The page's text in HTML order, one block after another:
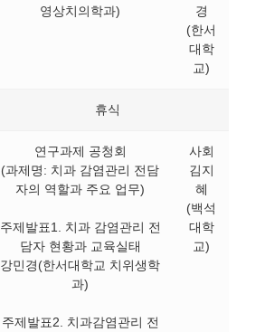
영상치의학과)
경
(한서
대학
교)
휴식
연구과제 공청회
(과제명: 치과 감염관리 전담
자의 역할과 주요 업무)
주제발표1. 치과 감염관리 전
담자 현황과 교육실태
강민경(한서대학교 치위생학
과)
주제발표2. 치과감염관리 전
사회
김지
혜
(백석
대학
교)